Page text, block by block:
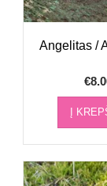
Angelitas /
€
Į